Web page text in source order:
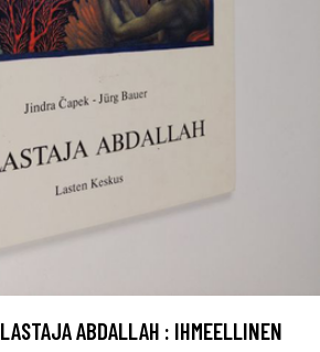
ABDALLAH : IHMEELLINEN